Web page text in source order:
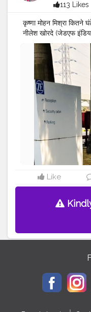
113 Likes
कृष्णा मोहन मिश्रा कितने
नीलेश खोरदे (जेडएफ
कि वे आमतौर पर सुबह 3
इसलिए, वे आम तौर पर
#MR
MISHRA
FROM ZF
#INDIA
ANDAJ#BIHARIBOY ..
MOHIUDDINNAGAR
Like